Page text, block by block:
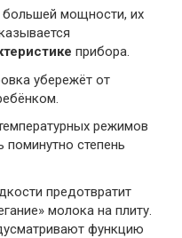
мощности, их
прибора.
убережёт от
режимов
поминутно степень
предотвратит
молока на плиту.
функцию